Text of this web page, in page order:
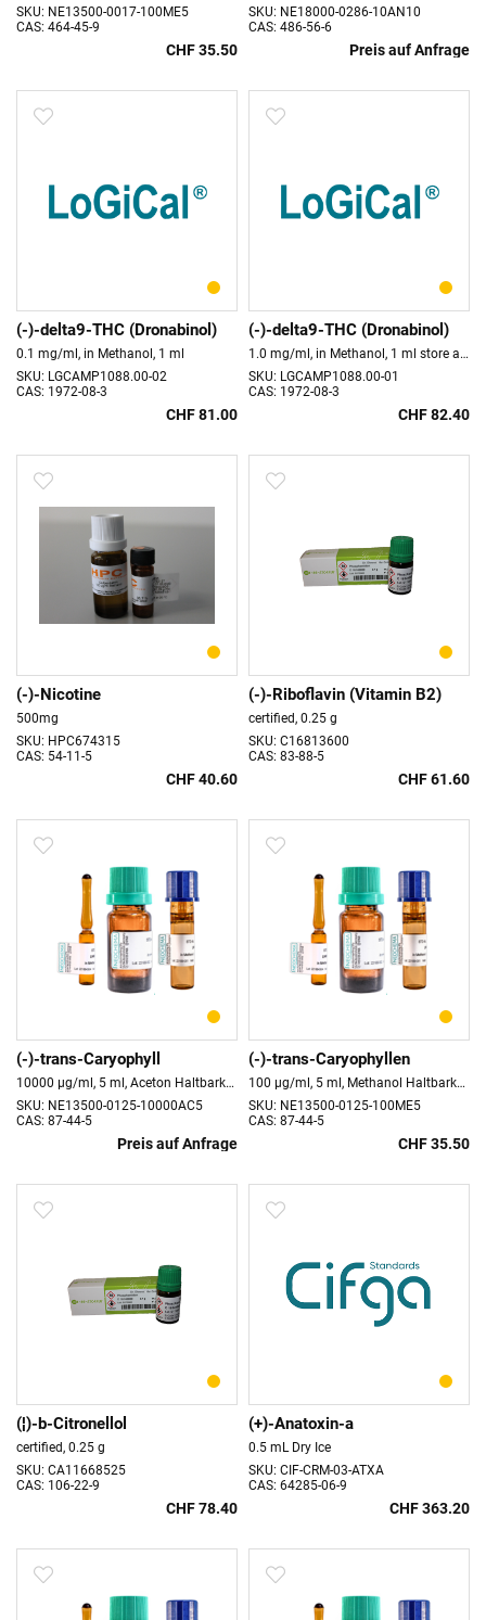
SKU: NE13500-0017-100ME5
CAS: 464-45-9
CHF 35.50
SKU: NE18000-0286-10AN10
CAS: 486-56-6
Preis auf Anfrage
(-)-delta9-THC (Dronabinol)
0.1 mg/ml, in Methanol, 1 ml
SKU: LGCAMP1088.00-02
CAS: 1972-08-3
CHF 81.00
(-)-delta9-THC (Dronabinol)
1.0 mg/ml, in Methanol, 1 ml store at 5°C
SKU: LGCAMP1088.00-01
CAS: 1972-08-3
CHF 82.40
(-)-Nicotine
500mg
SKU: HPC674315
CAS: 54-11-5
CHF 40.60
(-)-Riboflavin (Vitamin B2)
certified, 0.25 g
SKU: C16813600
CAS: 83-88-5
CHF 61.60
(-)-trans-Caryophyll
10000 µg/ml, 5 ml, Aceton Haltbarkeit 18 Monate
SKU: NE13500-0125-10000AC5
CAS: 87-44-5
Preis auf Anfrage
(-)-trans-Caryophyllen
100 µg/ml, 5 ml, Methanol Haltbarkeit 18 Monate
SKU: NE13500-0125-100ME5
CAS: 87-44-5
CHF 35.50
(¦)-b-Citronellol
certified, 0.25 g
SKU: CA11668525
CAS: 106-22-9
CHF 78.40
(+)-Anatoxin-a
0.5 mL Dry Ice
SKU: CIF-CRM-03-ATXA
CAS: 64285-06-9
CHF 363.20